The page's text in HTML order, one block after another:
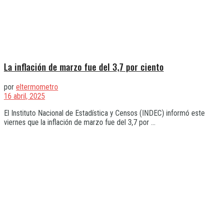
La inflación de marzo fue del 3,7 por ciento
por eltermometro
16 abril, 2025
El Instituto Nacional de Estadística y Censos (INDEC) informó este
viernes que la inflación de marzo fue del 3,7 por ...